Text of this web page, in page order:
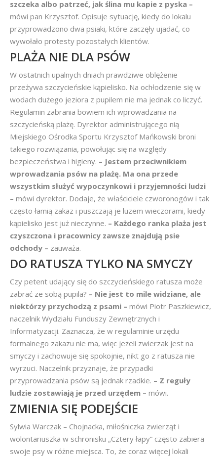
szczeka albo patrzeć, jak ślina mu kapie z pyska –
mówi pan Krzysztof. Opisuje sytuację, kiedy do lokalu
przyprowadzono dwa psiaki, które zaczęły ujadać, co
wywołało protesty pozostałych klientów.
PLAŻA NIE DLA PSÓW
W ostatnich upalnych dniach prawdziwe oblężenie
przeżywa szczycieńskie kąpielisko. Na ochłodzenie się w
wodach dużego jeziora z pupilem nie ma jednak co liczyć.
Regulamin zabrania bowiem ich wprowadzania na
szczycieńską plażę. Dyrektor administrującego nią
Miejskiego Ośrodka Sportu Krzysztof Mańkowski broni
takiego rozwiązania, powołując się na względy
bezpieczeństwa i higieny. – Jestem przeciwnikiem
wprowadzania psów na plażę. Ma ona przede
wszystkim służyć wypoczynkowi i przyjemności ludzi
– mówi dyrektor. Dodaje, że właściciele czworonogów i tak
często łamią zakaz i puszczają je luzem wieczorami, kiedy
kąpielisko jest już nieczynne. – Każdego ranka plaża jest
czyszczona i pracownicy zawsze znajdują psie
odchody – zauważa.
DO RATUSZA TYLKO NA SMYCZY
Czy petent udający się do szczycieńskiego ratusza może
zabrać ze sobą pupila? – Nie jest to mile widziane, ale
niektórzy przychodzą z psami – mówi Piotr Paszkiewicz,
naczelnik Wydziału Funduszy Zewnętrznych i
Informatyzacji. Zaznacza, że w regulaminie urzędu
formalnego zakazu nie ma, więc jeżeli zwierzak jest na
smyczy i zachowuje się spokojnie, nikt go z ratusza nie
wyrzuci. Naczelnik przyznaje, że przypadki
przyprowadzania psów są jednak rzadkie. – Z reguły
ludzie zostawiają je przed urzędem – mówi.
ZMIENIA SIĘ PODEJŚCIE
Sylwia Warczak – Chojnacka, miłośniczka zwierząt i
wolontariuszka w schronisku „Cztery łapy” często zabiera
swoje psy w różne miejsca. To, że coraz więcej lokali